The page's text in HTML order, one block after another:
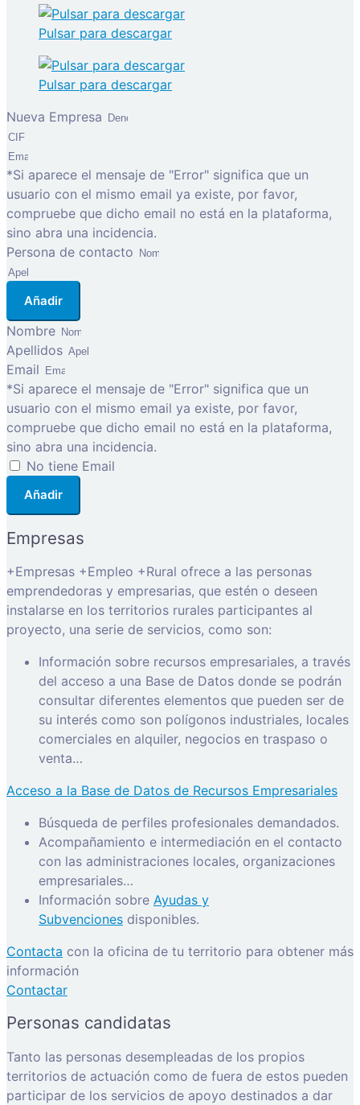
Pulsar para descargar
Pulsar para descargar
Nueva Empresa
*Si aparece el mensaje de "Error" significa que un
usuario con el mismo email ya existe, por favor,
compruebe que dicho email no está en la plataforma,
sino abra una incidencia.
Persona de contacto
Añadir
Nombre
Apellidos
Email
*Si aparece el mensaje de "Error" significa que un
usuario con el mismo email ya existe, por favor,
compruebe que dicho email no está en la plataforma,
sino abra una incidencia.
No tiene Email
Añadir
Empresas
+Empresas +Empleo +Rural ofrece a las personas
emprendedoras y empresarias, que estén o deseen
instalarse en los territorios rurales participantes al
proyecto, una serie de servicios, como son:
Información sobre recursos empresariales, a través
del acceso a una Base de Datos donde se podrán
consultar diferentes elementos que pueden ser de
su interés como son polígonos industriales, locales
comerciales en alquiler, negocios en traspaso o
venta…
Acceso a la Base de Datos de Recursos Empresariales
Búsqueda de perfiles profesionales demandados.
Acompañamiento e intermediación en el contacto
con las administraciones locales, organizaciones
empresariales…
Información sobre Ayudas y
Subvenciones disponibles.
Contacta con la oficina de tu territorio para obtener más
información
Contactar
Personas candidatas
Tanto las personas desempleadas de los propios
territorios de actuación como de fuera de estos pueden
participar de los servicios de apoyo destinados a dar